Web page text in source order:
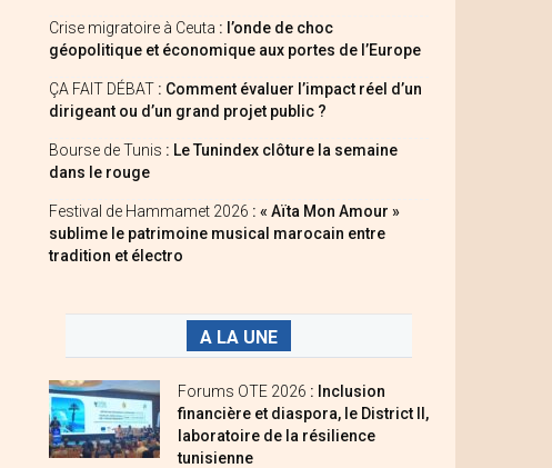
Crise migratoire à Ceuta : l’onde de choc
géopolitique et économique aux portes de l’Europe
ÇA FAIT DÉBAT : Comment évaluer l’impact réel d’un
dirigeant ou d’un grand projet public ?
Bourse de Tunis : Le Tunindex clôture la semaine
dans le rouge
Festival de Hammamet 2026 : « Aïta Mon Amour »
sublime le patrimoine musical marocain entre
tradition et électro
A LA UNE
Forums OTE 2026 : Inclusion
financière et diaspora, le District II,
laboratoire de la résilience
tunisienne